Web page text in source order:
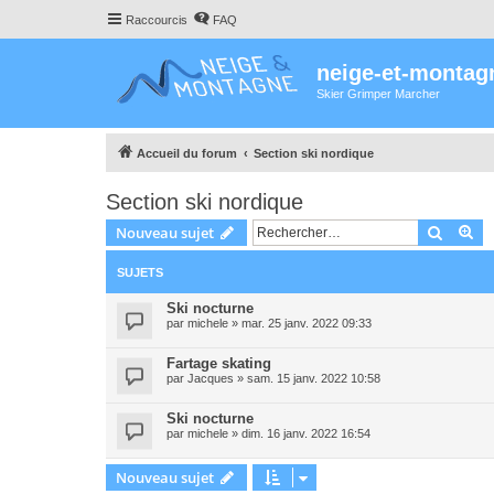
Raccourcis FAQ
neige-et-
Skier Grimper Marcher
Accueil du forum Section ski nordique
Section ski nordique
Nouveau sujet
SUJETS
Ski nocturne
par michele » mar. 25 janv. 2022 09:33
Fartage skating
par Jacques » sam. 15 janv. 2022 10:58
Ski nocturne
par michele » dim. 16 janv. 2022 16:54
Nouveau sujet